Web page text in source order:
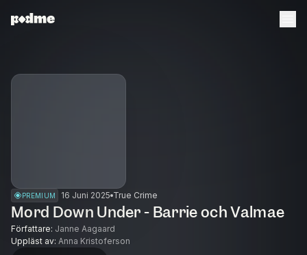
PREMIUM 16 Juni 2025 True Crime
Mord Down Under - Barrie och Valmae
Författare: Janne Aagaard
Uppläst av: Anna Kristoferson